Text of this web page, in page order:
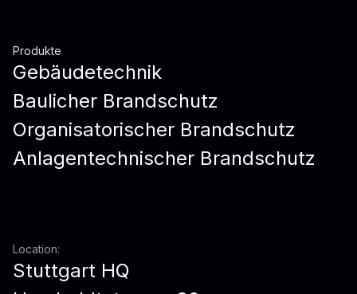
Produkte
Gebäudetechnik
Baulicher Brandschutz
Organisatorischer Brandschutz
Anlagentechnischer Brandschutz
Location:
Stuttgart HQ